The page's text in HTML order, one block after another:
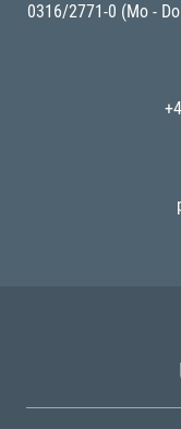
0316/2771-0 (Mo -